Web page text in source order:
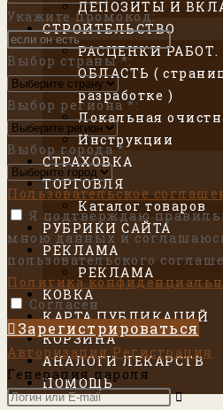
ДЕПОЗИТЫ И
СТРОИТЕЛЬСТВО
РАСЦЕНКИ
ОБЛАСТЬ (
разработке )
Локальная
Инструкции
СТРАХОВКА
ТОРГОВЛЯ
Каталог товаров
РУБРИКИ САЙТА
РЕКЛАМА
РЕКЛАМА
КОВКА
КАРТА ПУБЛИКАЦИЙ
КОРЗИНА
АНАЛОГИ ЛЕКАРСТВ
ПОМОЩЬ
Укажите промокод:
Выбор страны*:
Выбор региона*:
Выбор города*:
Пользовательское
Я подтверждаю
мною данных и
пользовательского
Политика
Согласен
Зарегистрироваться
Авторизация Регистрация
Генерация пароля